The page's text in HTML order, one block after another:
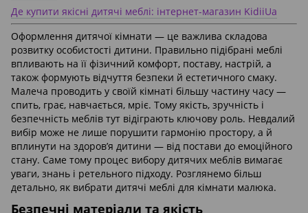
Де купити якісні дитячі меблі: інтернет-магазин KidiiUa
Оформлення дитячої кімнати — це важлива складова
розвитку особистості дитини. Правильно підібрані меблі
впливають на її фізичний комфорт, поставу, настрій, а
також формують відчуття безпеки й естетичного смаку.
Малеча проводить у своїй кімнаті більшу частину часу —
спить, грає, навчається, мріє. Тому якість, зручність і
безпечність меблів тут відіграють ключову роль. Невдалий
вибір може не лише порушити гармонію простору, а й
вплинути на здоров’я дитини — від постави до емоційного
стану. Саме тому процес вибору дитячих меблів вимагає
уваги, знань і ретельного підходу. Розглянемо більш
детально, як вибрати дитячі меблі для кімнати малюка.
Безпечні матеріали та якість